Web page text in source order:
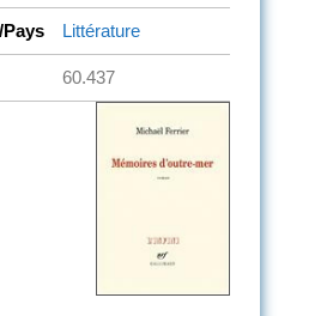
Littérature
60.437